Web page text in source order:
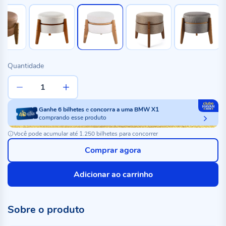
Quantidade
Ganhe6bilheteseconcorra a uma BMW X1
comprando esse produto
Você pode acumular até 1.250 bilhetes para concorrer
Adicionar ao carrinho
Comprar agora
Sobre o produto